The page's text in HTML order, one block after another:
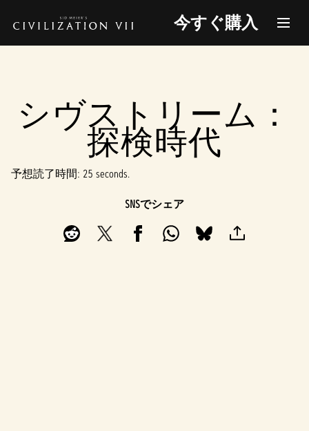
今すぐ購入
シヴストリーム：
探検時代
予想読了時間 25 seconds
SNSでシェア